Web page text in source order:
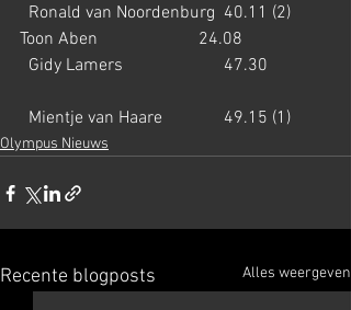
  Ronald van Noordenburg  40.11 (2)
Toon Aben                       24.08
  Gidy Lamers                       47.30
  Mientje van Haare              49.15 (1)
Olympus Nieuws
Recente blogposts Alles weergeven